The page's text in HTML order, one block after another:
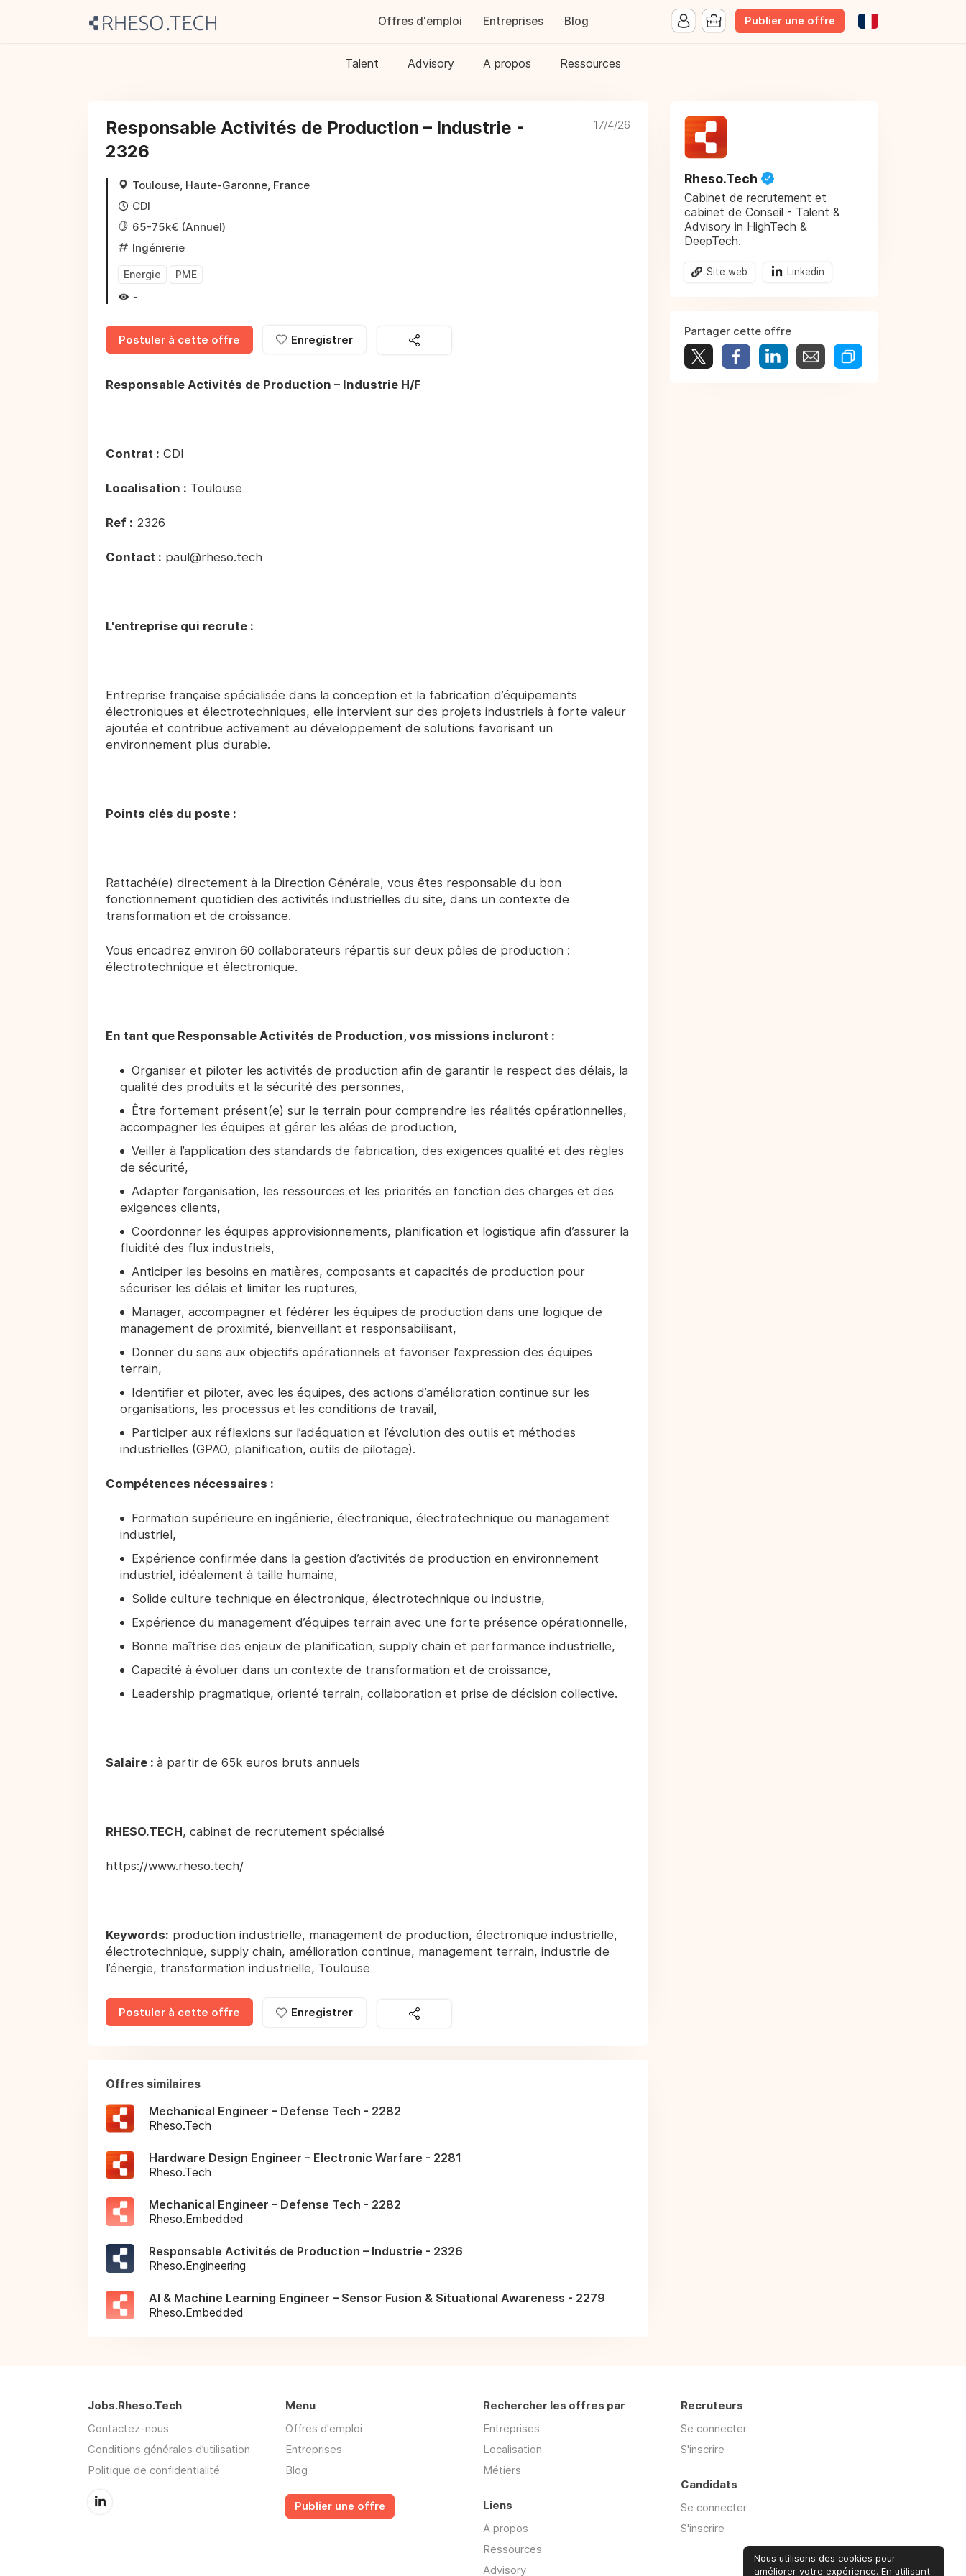
Offres d'emploi Entreprises Blog Publier une offre
Talent Advisory A propos Ressources
Responsable Activités de Production – Industrie -
2326
Toulouse, Haute-Garonne, France
CDI
65-75k€ (Annuel)
Ingénierie
Energie PME
-
17/4/26
Postuler à cette offre Enregistrer
Responsable Activités de Production – Industrie H/F
Contrat : CDI
Localisation : Toulouse
Ref : 2326
Contact : paul@rheso.tech
L'entreprise qui recrute :
Entreprise française spécialisée dans la conception et la fabrication d’équipements
électroniques et électrotechniques, elle intervient sur des projets industriels à forte valeur
ajoutée et contribue activement au développement de solutions favorisant un
environnement plus durable.
Points clés du poste :
Rattaché(e) directement à la Direction Générale, vous êtes responsable du bon
fonctionnement quotidien des activités industrielles du site, dans un contexte de
transformation et de croissance.
Vous encadrez environ 60 collaborateurs répartis sur deux pôles de production :
électrotechnique et électronique.
En tant que Responsable Activités de Production, vos missions incluront :
Organiser et piloter les activités de production afin de garantir le respect des délais, la
qualité des produits et la sécurité des personnes,
Être fortement présent(e) sur le terrain pour comprendre les réalités opérationnelles,
accompagner les équipes et gérer les aléas de production,
Veiller à l’application des standards de fabrication, des exigences qualité et des règles
de sécurité,
Adapter l’organisation, les ressources et les priorités en fonction des charges et des
exigences clients,
Coordonner les équipes approvisionnements, planification et logistique afin d’assurer la
fluidité des flux industriels,
Anticiper les besoins en matières, composants et capacités de production pour
sécuriser les délais et limiter les ruptures,
Manager, accompagner et fédérer les équipes de production dans une logique de
management de proximité, bienveillant et responsabilisant,
Donner du sens aux objectifs opérationnels et favoriser l’expression des équipes
terrain,
Identifier et piloter, avec les équipes, des actions d’amélioration continue sur les
organisations, les processus et les conditions de travail,
Participer aux réflexions sur l’adéquation et l’évolution des outils et méthodes
industrielles (GPAO, planification, outils de pilotage).
Compétences nécessaires :
Formation supérieure en ingénierie, électronique, électrotechnique ou management
industriel,
Expérience confirmée dans la gestion d’activités de production en environnement
industriel, idéalement à taille humaine,
Solide culture technique en électronique, électrotechnique ou industrie,
Expérience du management d’équipes terrain avec une forte présence opérationnelle,
Bonne maîtrise des enjeux de planification, supply chain et performance industrielle,
Capacité à évoluer dans un contexte de transformation et de croissance,
Leadership pragmatique, orienté terrain, collaboration et prise de décision collective.
Salaire : à partir de 65k euros bruts annuels
RHESO.TECH, cabinet de recrutement spécialisé
https://www.rheso.tech/
Keywords: production industrielle, management de production, électronique industrielle,
électrotechnique, supply chain, amélioration continue, management terrain, industrie de
l’énergie, transformation industrielle, Toulouse
Postuler à cette offre Enregistrer
Rheso.Tech
Cabinet de recrutement et
cabinet de Conseil - Talent &
Advisory in HighTech &
DeepTech.
Site web Linkedin
Partager cette offre
Offres similaires
Mechanical Engineer – Defense Tech - 2282
Rheso.Tech
Hardware Design Engineer – Electronic Warfare - 2281
Rheso.Tech
Mechanical Engineer – Defense Tech - 2282
Rheso.Embedded
Responsable Activités de Production – Industrie - 2326
Rheso.Engineering
AI & Machine Learning Engineer – Sensor Fusion & Situational Awareness - 2279
Rheso.Embedded
Jobs.Rheso.Tech
Contactez-nous
Conditions générales d’utilisation
Politique de confidentialité
Menu
Offres d'emploi
Entreprises
Blog
Publier une offre
Rechercher les offres par
Entreprises
Localisation
Métiers
Recruteurs
Se connecter
S'inscrire
Candidats
Se connecter
S'inscrire
Liens
A propos
Ressources
Advisory
Nous utilisons des cookies pour
améliorer votre expérience. En utilisant